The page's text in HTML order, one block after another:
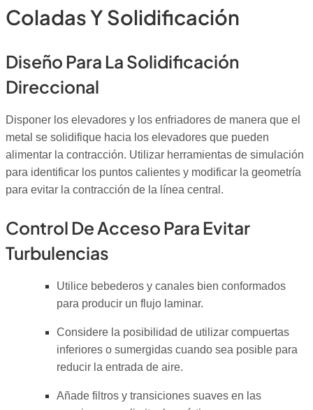
Coladas Y Solidificación
Diseño Para La Solidificación
Direccional
Disponer los elevadores y los enfriadores de manera que el
metal se solidifique hacia los elevadores que pueden
alimentar la contracción. Utilizar herramientas de simulación
para identificar los puntos calientes y modificar la geometría
para evitar la contracción de la línea central.
Control De Acceso Para Evitar
Turbulencias
Utilice bebederos y canales bien conformados
para producir un flujo laminar.
Considere la posibilidad de utilizar compuertas
inferiores o sumergidas cuando sea posible para
reducir la entrada de aire.
Añade filtros y transiciones suaves en las